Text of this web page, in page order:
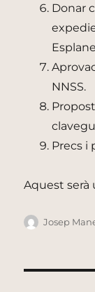
Donar
NNSS.
Precs i
Aquest
Autor
Josep